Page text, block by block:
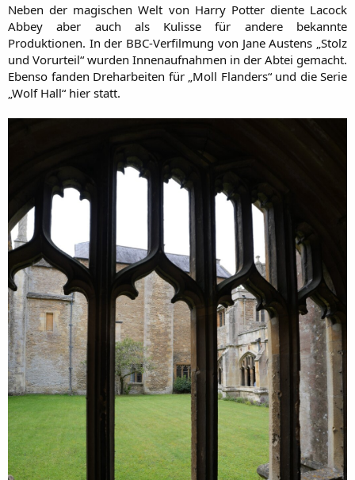
Neben der magischen Welt von Harry Potter diente Lacock
Abbey aber auch als Kulisse für andere bekannte
Produktionen. In der BBC-Verfilmung von Jane Austens „Stolz
und Vorurteil“ wurden Innenaufnahmen in der Abtei gemacht.
Ebenso fanden Dreharbeiten für „Moll Flanders“ und die Serie
„Wolf Hall“ hier statt.​